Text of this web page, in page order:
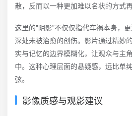
散，反而以一种更加难以名状的方式再
这里的"阴影"不仅仅指代车祸本身，
深处未被治愈的创伤。影片通过精妙
实与记忆的边界模糊化，让观众与主
中。这种心理层面的悬疑感，远比单
弦。
影像质感与观影建议